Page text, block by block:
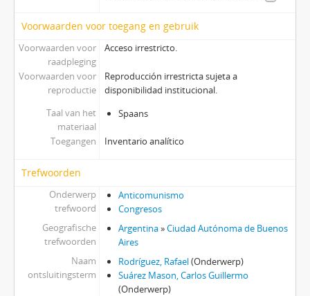
Voorwaarden voor toegang en gebruik
Voorwaarden voor
raadpleging
Acceso irrestricto.
Voorwaarden voor
reproductie
Reproducción irrestricta sujeta a
disponibilidad institucional.
Taal van het
materiaal
Spaans
Toegangen Inventario analítico
Trefwoorden
Onderwerp
trefwoord
Anticomunismo
Congresos
Geografische
trefwoorden
Argentina»Ciudad Autónoma de Buenos
Aires
Naam
ontsluitingsterm
Rodríguez, Rafael(Onderwerp)
Suárez Mason, Carlos Guillermo
(Onderwerp)